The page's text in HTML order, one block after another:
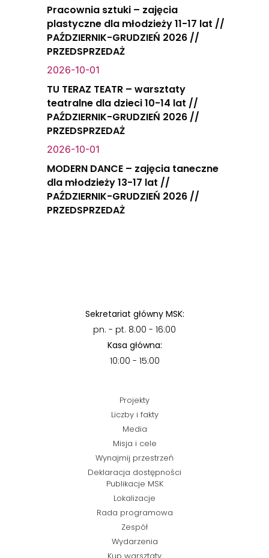
Pracownia sztuki – zajęcia
plastyczne dla młodzieży 11-17 lat //
PAŹDZIERNIK-GRUDZIEŃ 2026 //
PRZEDSPRZEDAŻ
2026-10-01
TU TERAZ TEATR – warsztaty
teatralne dla dzieci 10-14 lat //
PAŹDZIERNIK-GRUDZIEŃ 2026 //
PRZEDSPRZEDAŻ
2026-10-01
MODERN DANCE – zajęcia taneczne
dla młodzieży 13-17 lat //
PAŹDZIERNIK-GRUDZIEŃ 2026 //
PRZEDSPRZEDAŻ
Sekretariat główny MSK:
pn. - pt. 8:00 - 16:00
Kasa główna:
10:00 - 15:00
Projekty
Liczby i fakty
Media
Misja i cele
Wynajmij przestrzeń
Deklaracja dostępności
Publikacje MSK
Lokalizacje
Rada programowa
Zespół
Wydarzenia